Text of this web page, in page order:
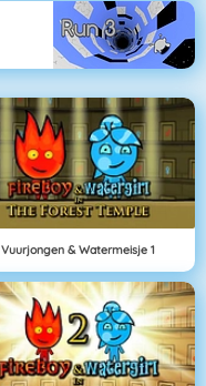
Vuurjongen & Watermeisje 1